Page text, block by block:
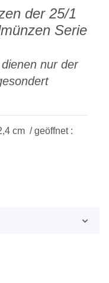
der 25/1
Serie
nur der
cm / geöffnet :